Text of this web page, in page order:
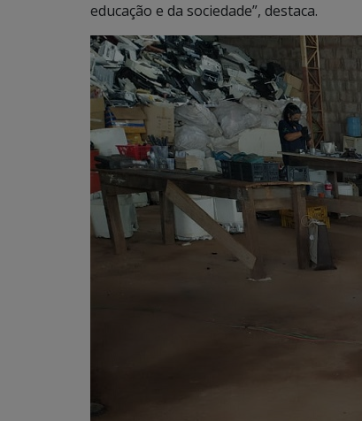
educação e da sociedade”, destaca.